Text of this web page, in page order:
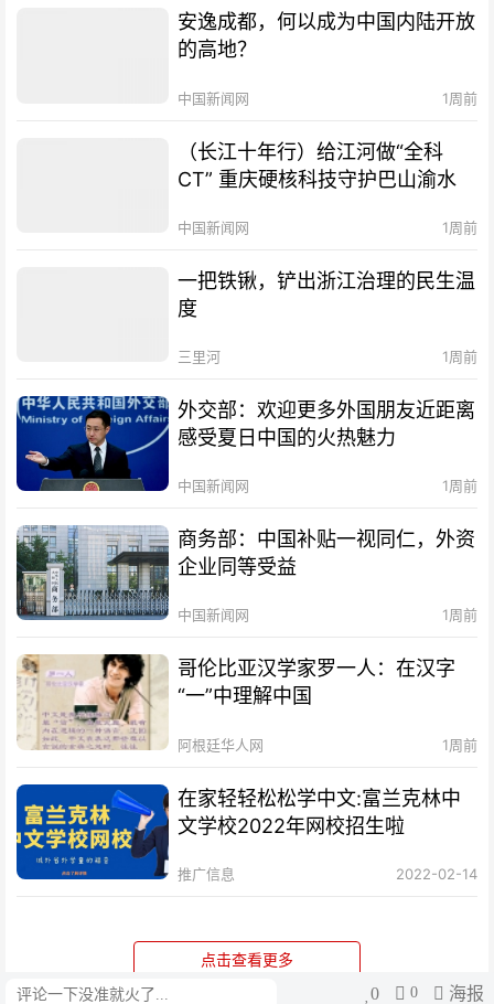
评论 0 0 海报
安逸成都，何以成为中国内陆开放
的高地？
中国新闻网 1周前
（长江十年行）给江河做“全科
CT” 重庆硬核科技守护巴山渝水
中国新闻网 1周前
一把铁锹，铲出浙江治理的民生温
度
三里河 1周前
外交部：欢迎更多外国朋友近距离
感受夏日中国的火热魅力
中国新闻网 1周前
商务部：中国补贴一视同仁，外资
企业同等受益
中国新闻网 1周前
哥伦比亚汉学家罗一人：在汉字
“一”中理解中国
阿根廷华人网 1周前
在家轻轻松松学中文:富兰克林中
文学校2022年网校招生啦
推广信息 2022-02-14
点击查看更多